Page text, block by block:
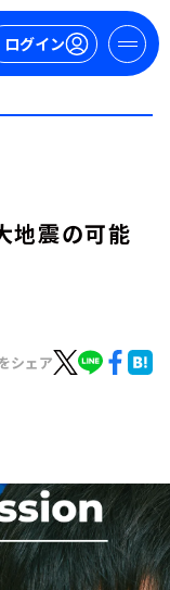
ログイン
地震の可能
シェア